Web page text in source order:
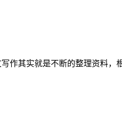
作其实就是不断的整理资料